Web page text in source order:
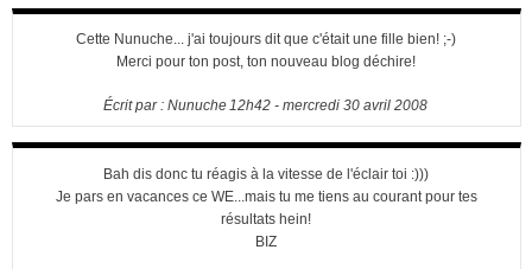
Cette Nunuche... j'ai toujours dit que c'était une fille bien! ;-)
Merci pour ton post, ton nouveau blog déchire!
Écrit par :Nunuche12h42 -mercredi 30 avril 2008
Bah dis donc tu réagis à la vitesse de l'éclair toi :)))
Je pars en vacances ce WE...mais tu me tiens au courant pour tes
résultats hein!
BIZ